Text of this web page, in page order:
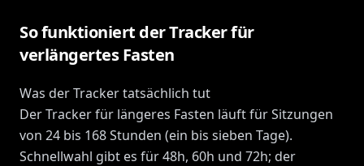
So funktioniert der Tracker für
verlängertes Fasten
Was der Tracker tatsächlich tut
Der Tracker für längeres Fasten läuft für Sitzungen
von 24 bis 168 Stunden (ein bis sieben Tage).
Schnellwahl gibt es für 48h, 60h und 72h; der